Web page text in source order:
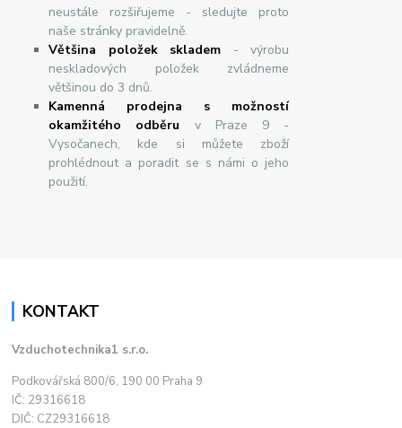
neustále rozšiřujeme - sledujte proto
naše stránky pravidelně.
Většina položek skladem - výrobu
neskladových položek zvládneme
většinou do 3 dnů.
Kamenná prodejna s možností
okamžitého odběru v Praze 9 -
Vysočanech, kde si můžete zboží
prohlédnout a poradit se s námi o jeho
použití.
KONTAKT
Vzduchotechnika1 s.r.o.
Podkovářská 800/6, 190 00 Praha 9
IČ: 29316618
DIČ: CZ29316618